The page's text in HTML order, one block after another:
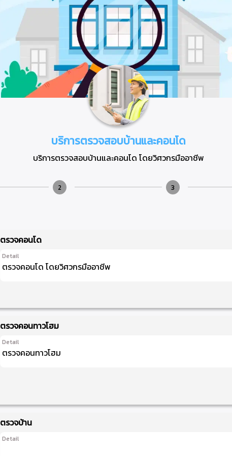
บริการตรวจสอบบ้านและคอนโด
บริการตรวจสอบบ้านและคอนโด โดยวิศวกรมืออาชีพ
2 3
ตรวจคอนโด
Detail
ตรวจคอนโด โดยวิศวกรมืออาชีพ
ตรวจคอนทาวโฮม
Detail
ตรวจคอนทาวโฮม
ตรวจบ้าน
Detail